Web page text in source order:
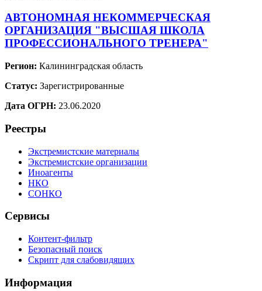
АВТОНОМНАЯ НЕКОММЕРЧЕСКАЯ
ОРГАНИЗАЦИЯ "ВЫСШАЯ ШКОЛА
ПРОФЕССИОНАЛЬНОГО ТРЕНЕРА"
Регион: Калининградская область
Статус: Зарегистрированные
Дата ОГРН: 23.06.2020
Реестры
Экстремистские материалы
Экстремистские организации
Иноагенты
НКО
СОНКО
Сервисы
Контент-фильтр
Безопасный поиск
Скрипт для слабовидящих
Информация